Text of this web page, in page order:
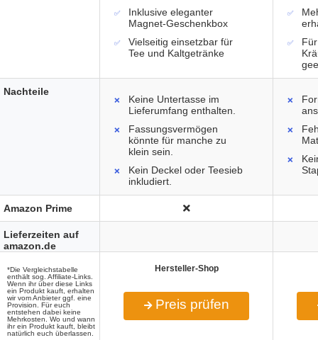
Inklusive eleganter
Magnet-Geschenkbox
Vielseitig einsetzbar für
Tee und Kaltgetränke
Keine Untertasse im
Lieferumfang enthalten.
Fassungsvermögen
könnte für manche zu
klein sein.
Kein Deckel oder Teesieb
inkludiert.
Hersteller-Shop
Preis prüfen
Nachteile
Amazon Prime
Lieferzeiten auf
amazon.de
*Die Vergleichstabelle
enthält sog. Affiliate-Links.
Wenn ihr über diese Links
ein Produkt kauft, erhalten
wir vom Anbieter ggf. eine
Provision. Für euch
entstehen dabei keine
Mehrkosten. Wo und wann
ihr ein Produkt kauft, bleibt
natürlich euch überlassen.